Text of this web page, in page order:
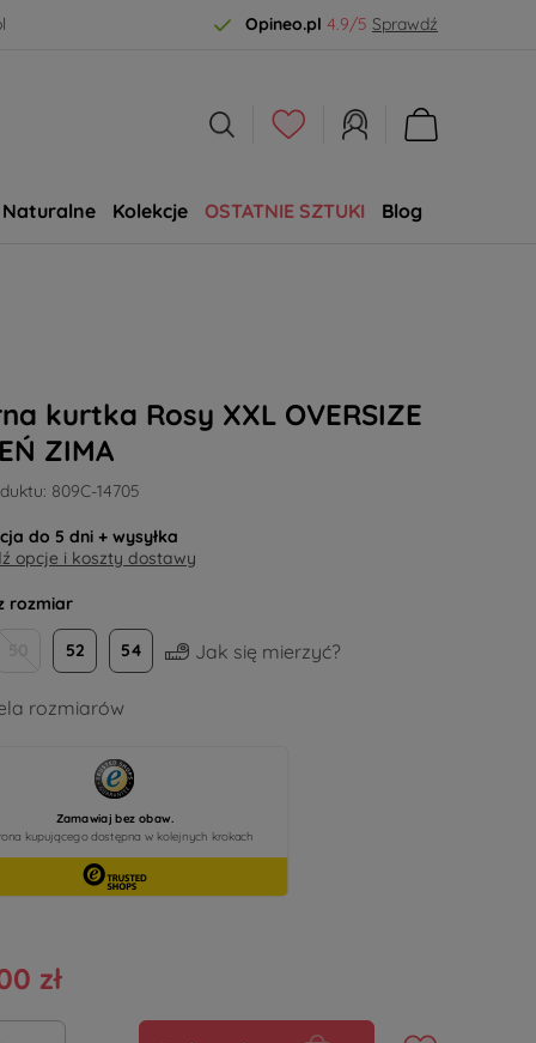
Opineo.pl 4.9/5 Sprawdź
Naturalne Kolekcje OSTATNIE SZTUKI
Blog
kurtka Rosy XXL OVERSIZE
ZIMA
809C-14705
do 5 dni + wysyłka
opcje i koszty dostawy
rozmiar
52 54 Jak się mierzyć?
rozmiarów
zł